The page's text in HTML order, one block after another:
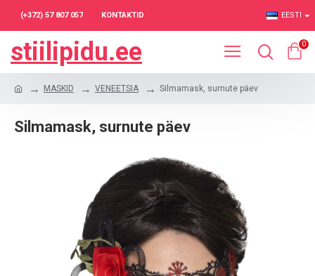
(+372) 57 807 057 KONTAKTID EESTI
stiilipidu.ee 0
MASKID VENEETSIA Silmamask, surnute päev
Silmamask, surnute päev